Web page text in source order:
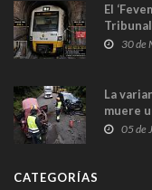
El
30 de
La
muere
frontal
05 de
CATEGORÍAS